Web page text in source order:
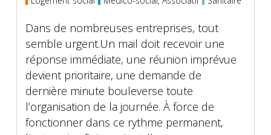
Dans de nombreuses entreprises, tout
semble urgent.Un mail doit recevoir une
réponse immédiate, une réunion imprévue
devient prioritaire, une demande de
dernière minute bouleverse toute
l’organisation de la journée. À force de
fonctionner dans ce rythme permanent,